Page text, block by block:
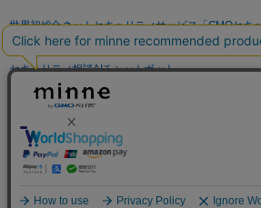
世界初総合ネットセキュリティサービス「GMOセキ
パスワード漏洩診断
Webサイトリスク診断
セキュリティ相談AIチャットボット
実在証明・盗聴対策
サイバー攻撃対策（GMO Flatt Security）
セキュリティ事業の軌跡